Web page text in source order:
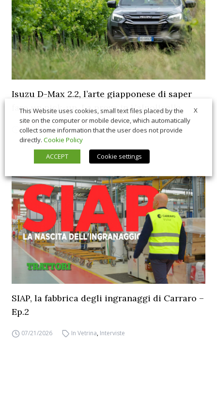
Isuzu D-Max 2.2, l’arte giapponese di saper
fare un pick-up. La prova in Valpolicella
06/26/2026 In Vetrina,Macchine
SIAP, la fabbrica degli ingranaggi di Carraro –
Ep.2
07/21/2026 In Vetrina, Interviste
X
This Website uses cookies, small text files placed by the
site on the computer or mobile device, which automatically
collect some information that the user does not provide
directly. Cookie Policy
ACCEPT
Cookie settings